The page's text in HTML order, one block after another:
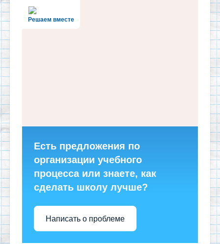
Решаем вместе
Есть предложения по
организации учебного
процесса или знаете, как
сделать школу лучше?
Написать о проблеме